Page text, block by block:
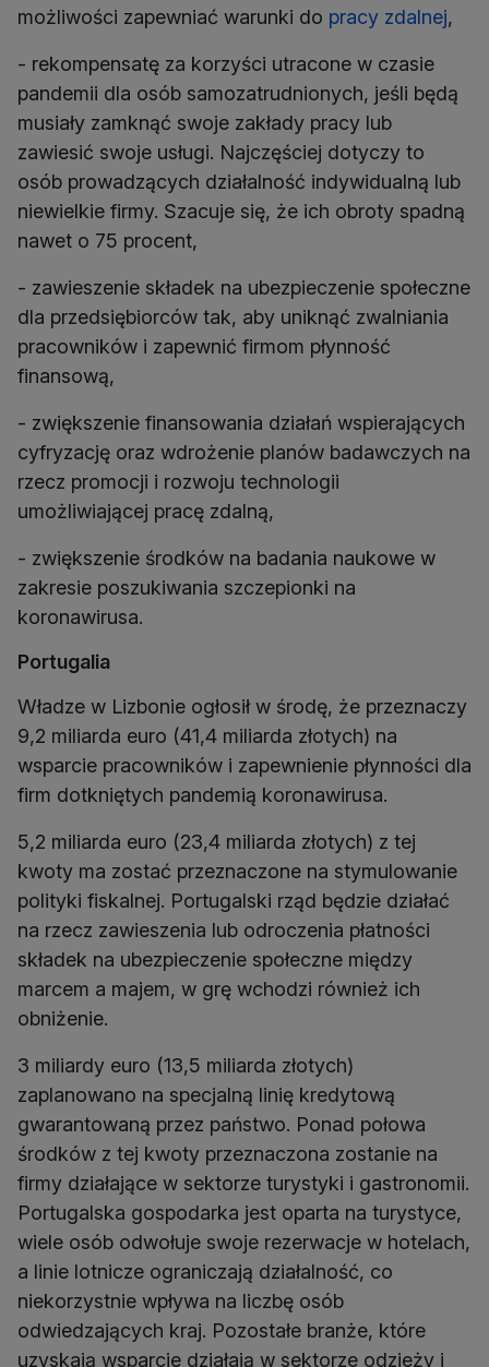
możliwości zapewniać warunki do pracy zdalnej,
- rekompensatę za korzyści utracone w czasie
pandemii dla osób samozatrudnionych, jeśli będą
musiały zamknąć swoje zakłady pracy lub
zawiesić swoje usługi. Najczęściej dotyczy to
osób prowadzących działalność indywidualną lub
niewielkie firmy. Szacuje się, że ich obroty spadną
nawet o 75 procent,
- zawieszenie składek na ubezpieczenie społeczne
dla przedsiębiorców tak, aby uniknąć zwalniania
pracowników i zapewnić firmom płynność
finansową,
- zwiększenie finansowania działań wspierających
cyfryzację oraz wdrożenie planów badawczych na
rzecz promocji i rozwoju technologii
umożliwiającej pracę zdalną,
- zwiększenie środków na badania naukowe w
zakresie poszukiwania szczepionki na
koronawirusa.
Portugalia
Władze w Lizbonie ogłosił w środę, że przeznaczy
9,2 miliarda euro (41,4 miliarda złotych) na
wsparcie pracowników i zapewnienie płynności dla
firm dotkniętych pandemią koronawirusa.
5,2 miliarda euro (23,4 miliarda złotych) z tej
kwoty ma zostać przeznaczone na stymulowanie
polityki fiskalnej. Portugalski rząd będzie działać
na rzecz zawieszenia lub odroczenia płatności
składek na ubezpieczenie społeczne między
marcem a majem, w grę wchodzi również ich
obniżenie.
3 miliardy euro (13,5 miliarda złotych)
zaplanowano na specjalną linię kredytową
gwarantowaną przez państwo. Ponad połowa
środków z tej kwoty przeznaczona zostanie na
firmy działające w sektorze turystyki i gastronomii.
Portugalska gospodarka jest oparta na turystyce,
wiele osób odwołuje swoje rezerwacje w hotelach,
a linie lotnicze ograniczają działalność, co
niekorzystnie wpływa na liczbę osób
odwiedzających kraj. Pozostałe branże, które
uzyskają wsparcie działają w sektorze odzieży i